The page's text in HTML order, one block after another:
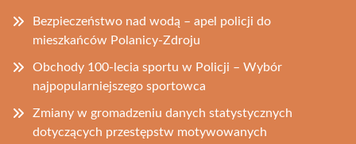
Bezpieczeństwo nad wodą – apel policji do
mieszkańców Polanicy-Zdroju
Obchody 100-lecia sportu w Policji – Wybór
najpopularniejszego sportowca
Zmiany w gromadzeniu danych statystycznych
dotyczących przestępstw motywowanych